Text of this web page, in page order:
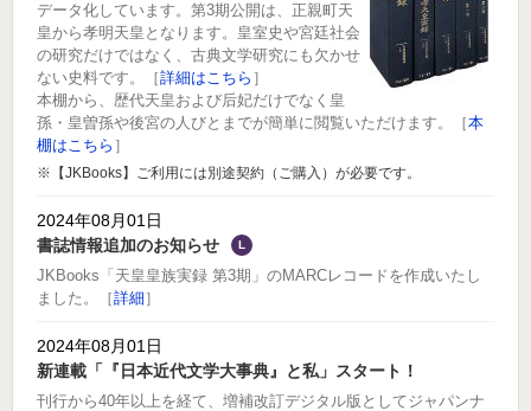
データ化しています。第3期公開は、正親町天
皇から孝明天皇となります。皇室史や宮廷社会
の研究だけではなく、古典文学研究にも欠かせ
ない史料です。［詳細はこちら ］
本棚から、歴代天皇および后妃だけでなく皇
孫・皇曽孫や後宮の人びとまでが簡単に閲覧いただけます。［本
棚はこちら ］
※【JKBooks】ご利用には別途契約（ご購入）が必要です。
2024年08月01日
書誌情報追加のお知らせ
L
JKBooks「天皇皇族実録 第3期」のMARCレコードを作成いたし
ました。［詳細 ］
2024年08月01日
新連載「『日本近代文学大事典』と私」スタート！
刊行から40年以上を経て、増補改訂デジタル版としてジャパンナ